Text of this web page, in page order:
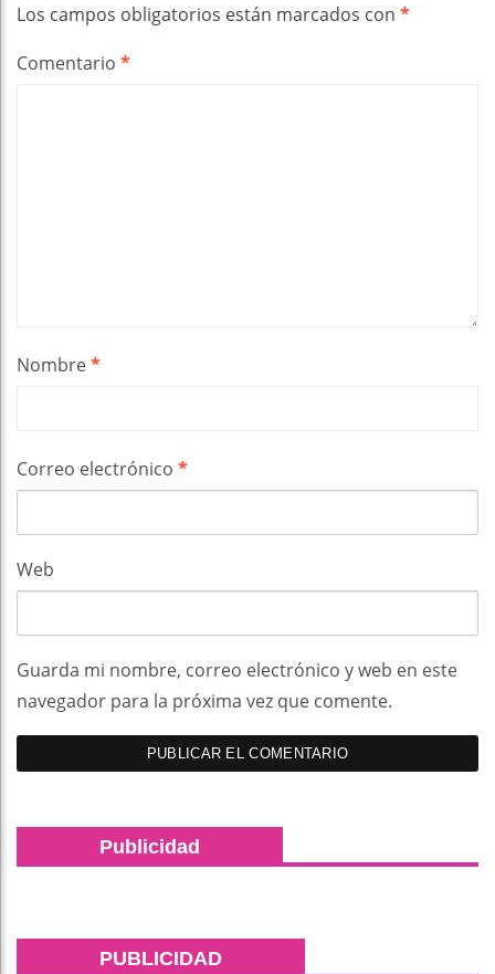
Los campos obligatorios están marcados con *
Comentario *
Nombre*
Correo electrónico *
Web
Guarda mi nombre, correo electrónico y web en este
navegador para la próxima vez que comente.
Publicidad
PUBLICIDAD